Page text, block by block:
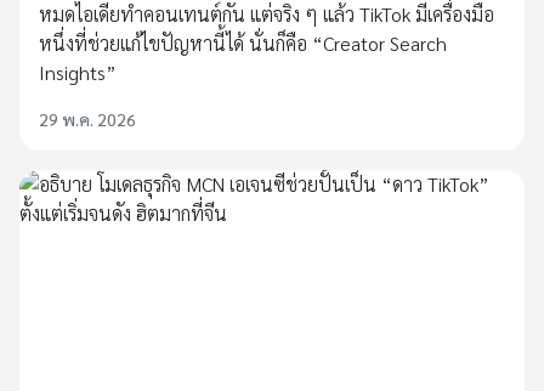
หมดไอเดียทำคอนเทนต์กัน แต่จริง ๆ แล้ว TikTok มีเครื่องมือ
หนึ่งที่ช่วยแก้ไขปัญหานี้ได้ นั่นก็คือ “Creator Search
Insights”
29 พ.ค. 2026